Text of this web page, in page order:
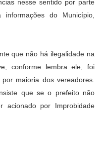
nesse sentido por parte
do Município,
que não há ilegalidade na
conforme lembra ele, foi
maioria dos vereadores.
que se o prefeito não
acionado por Improbidade